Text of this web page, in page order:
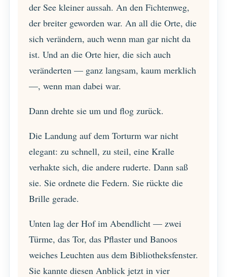
der See kleiner aussah. An den Fichtenweg,
der breiter geworden war. An all die Orte, die
sich verändern, auch wenn man gar nicht da
ist. Und an die Orte hier, die sich auch
veränderten — ganz langsam, kaum merklich
—, wenn man dabei war.
Dann drehte sie um und flog zurück.
Die Landung auf dem Torturm war nicht
elegant: zu schnell, zu steil, eine Kralle
verhakte sich, die andere ruderte. Dann saß
sie. Sie ordnete die Federn. Sie rückte die
Brille gerade.
Unten lag der Hof im Abendlicht — zwei
Türme, das Tor, das Pflaster und Banoos
weiches Leuchten aus dem Bibliotheksfenster.
Sie kannte diesen Anblick jetzt in vier